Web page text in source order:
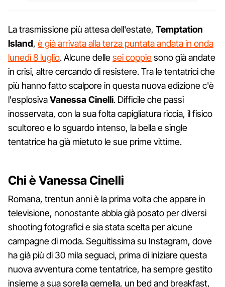
La trasmissione più attesa dell'estate, Temptation
Island, è già arrivata alla terza puntata andata in onda
lunedì 8 luglio. Alcune dellesei coppiesono già andate
in crisi, altre cercando di resistere. Tra le tentatrici che
più hanno fatto scalpore in questa nuova edizione c'è
l'esplosivaVanessa Cinelli. Difficile che passi
inosservata, con la sua folta capigliatura riccia, il fisico
scultoreo e lo sguardo intenso, la bella e single
tentatrice ha già mietuto le sue prime vittime.
Chi è Vanessa Cinelli
Romana, trentun anni è la prima volta che appare in
televisione, nonostante abbia già posato per diversi
shooting fotografici e sia stata scelta per alcune
campagne di moda. Seguitissima su Instagram, dove
ha già più di 30 mila seguaci, prima di iniziare questa
nuova avventura come tentatrice, ha sempre gestito
insieme a sua sorella gemella, un bed and breakfast,